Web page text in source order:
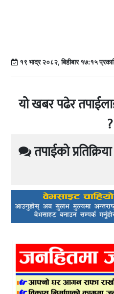
१९ भाद्र २०८२, बिहीबार १७:१५
यो खबर पढेर
?
तपाईको